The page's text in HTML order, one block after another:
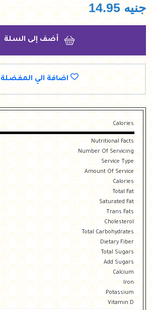
جنيه 14.95
أضف إلى السلة
اضافة الي المفضلة
Calories
Nutritional Facts
Number Of Servicing
Service Type
Amount Of Service
Calories
Total Fat
Saturated Fat
Trans Fats
Cholesterol
Total Carbohydrates
Dietary Fiber
Total Sugars
Add Sugars
Calcium
Iron
Potassium
Vitamin D